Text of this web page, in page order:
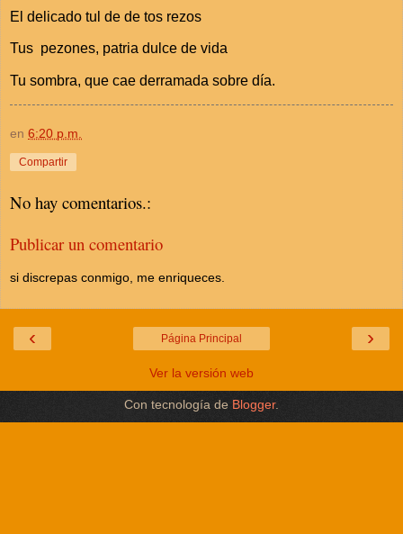
El delicado tul de de tos rezos
Tus pezones, patria dulce de vida
Tu sombra, que cae derramada sobre día.
en 6:20 p.m.
Compartir
No hay comentarios.:
Publicar un comentario
si discrepas conmigo, me enriqueces.
‹ ›
Página Principal
Ver la versión web
Con tecnología de Blogger.